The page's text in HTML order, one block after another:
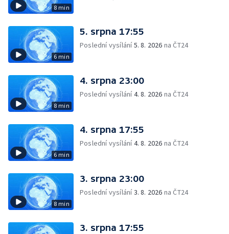
8 min
6 min
5. srpna 17:55
Poslední vysílání5. 8. 2026 na ČT24
8 min
4. srpna 23:00
Poslední vysílání4. 8. 2026 na ČT24
6 min
4. srpna 17:55
Poslední vysílání4. 8. 2026 na ČT24
8 min
3. srpna 23:00
Poslední vysílání3. 8. 2026 na ČT24
3. srpna 17:55